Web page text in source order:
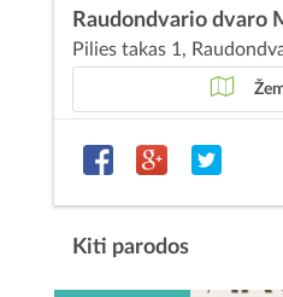
Raudondvario dvaro
Pilies takas 1,
Kiti parodos